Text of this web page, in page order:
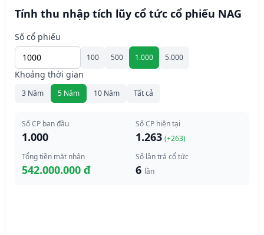
Tính thu nhập tích lũy cổ tức cổ phiếu NAG
Số cổ phiếu
100 500 1.000 5.000
Khoảng thời gian
3 Năm 5 Năm 10 Năm Tất cả
Số CP ban đầu
1.000
Số CP hiện tại
1.263 (+263)
Tổng tiền mặt nhận
542.000.000 đ
Số lần trả cổ tức
6 lần